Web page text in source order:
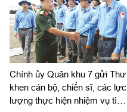
Chính ủy Quân khu 7 gửi Thư
khen cán bộ, chiến sĩ, các lực
lượng thực hiện nhiệm vụ tìm